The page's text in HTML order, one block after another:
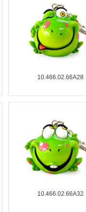
10.466.02.66A28
10.466.02.66A32